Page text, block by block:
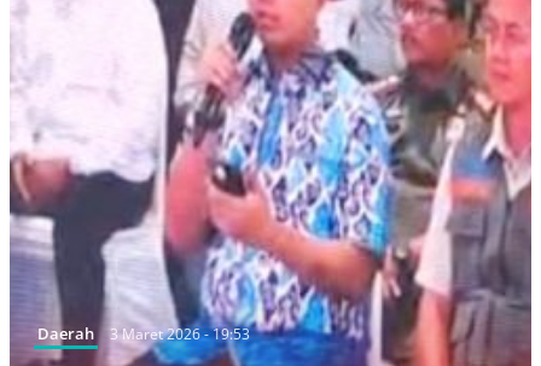
Daerah 3 Maret 2026 - 19:53